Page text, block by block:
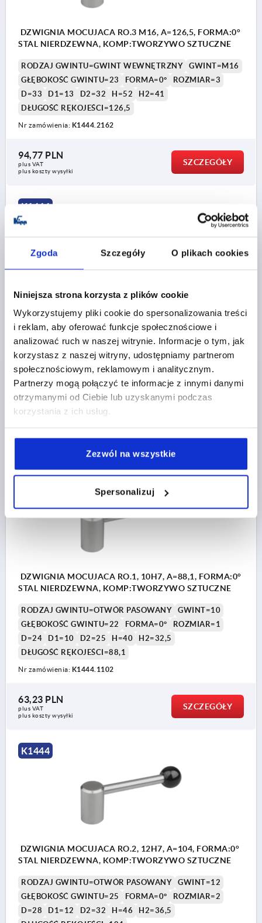
Zgoda Szczegóły O plikach cookies
Niniejsza strona korzysta z plików cookie
Wykorzystujemy pliki cookie do spersonalizowania treści
i reklam, aby oferować funkcje społecznościowe i
analizować ruch w naszej witrynie. Informacje o tym, jak
korzystasz z naszej witryny, udostępniamy partnerom
społecznościowym, reklamowym i analitycznym.
Partnerzy mogą połączyć te informacje z innymi danymi
otrzymanymi od Ciebie lub uzyskanymi podczas
korzystania z ich usług.
Zezwól na wszystkie
Spersonalizuj
DZWIGNIA MOCUJACA RO.3 M16, A=126,5, FORMA:0°
STAL NIERDZEWNA, KOMP:TWORZYWO SZTUCZNE
RODZAJ GWINTU=GWINT WEWNĘTRZNY
GWINT=M16
GŁĘBOKOŚĆ GWINTU=23
FORMA=0°
ROZMIAR=3
D=33
D1=13 D2=32 H=52
H2=41
DŁUGOŚĆ RĘKOJEŚCI=126,5
Nr zamówienia: K1444.2162
94,77 PLN
plus VAT
plus koszty wysyłki
SZCZEGÓŁY
K1444
STAL NIERDZEWNA, KOMP:TWORZYWO SZTUCZNE
RODZAJ GWINTU=GWINT WEWNĘTRZNY
GWINT=M20
GŁĘBOKOŚĆ GWINTU=26
FORMA=0°
ROZMIAR=4
D=41
D1=13 D2=32 H=61
H2=49
DŁUGOŚĆ RĘKOJEŚCI=128,5
Nr zamówienia:K1444.2202
K1444
DZWIGNIA MOCUJACA RO.1, 10H7, A=88,1, FORMA:0°
STAL NIERDZEWNA, KOMP:TWORZYWO SZTUCZNE
RODZAJ GWINTU=OTWÓR PASOWANY
GWINT=10
GŁĘBOKOŚĆ GWINTU=22
FORMA=0°
ROZMIAR=1
D=24
D1=10 D2=25 H=40
H2=32,5
DŁUGOŚĆ RĘKOJEŚCI=88,1
Nr zamówienia: K1444.1102
63,23 PLN
plus VAT
plus koszty wysyłki
SZCZEGÓŁY
K1444
DZWIGNIA MOCUJACA RO.2, 12H7, A=104, FORMA:0°
STAL NIERDZEWNA, KOMP:TWORZYWO SZTUCZNE
RODZAJ GWINTU=OTWÓR PASOWANY
GWINT=12
GŁĘBOKOŚĆ GWINTU=25
FORMA=0°
ROZMIAR=2
D=28
D1=12 D2=32 H=46
H2=36,5